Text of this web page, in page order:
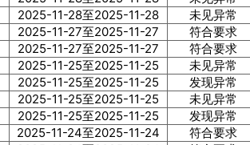
2025-11-28至2025-11-28 未见异常
2025-11-27至2025-11-27 符合要求
2025-11-27至2025-11-27 符合要求
2025-11-25至2025-11-25 未见异常
2025-11-25至2025-11-25 发现异常
2025-11-25至2025-11-25 未见异常
2025-11-25至2025-11-25 发现异常
2025-11-24至2025-11-24 符合要求